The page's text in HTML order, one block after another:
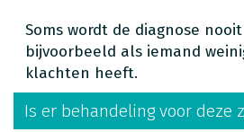
Soms wordt de diagnose
bijvoorbeeld als iemand
klachten heeft.
Is er behandeling voor deze